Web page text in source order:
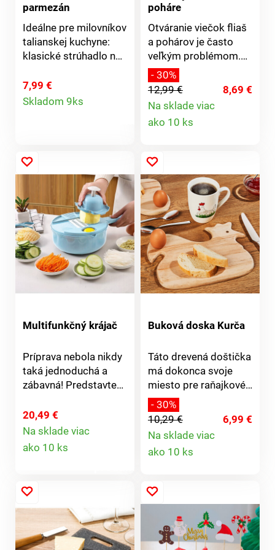
parmezán
Ideálne pre milovníkov
talianskej kuchyne:
klasické strúhadlo na
protišmykovou
gumovou základňou -
muškátový oriešok,
zázvor, cesnak.
7,99 €
Skladom 9ks
poháre
Otváranie viečok fliaš
a pohárov je často
veľkým problémom.
Nie však pre náš
otvárač s inovatívnym
mechanizmom. Stačí
jemne pootočiť a bez
námahy uvoľní každé
- 30%
12,99 €
8,69 €
Na sklade viac
ako 10 ks
Multifunkčný krájač
Príprava nebola nikdy
taká jednoduchá a
zábavná! Predstavte
niekoľkých minút
spracujete ovocie a
zeleninu, čo Vám
činnosti pri Vašom
varení. Teraz budete
robiť veľa úkonov
vďaka jedinému
pomocníkovi. S ním
20,49 €
Na sklade viac
ako 10 ks
Buková doska Kurča
Táto drevená doštička
má dokonca svoje
miesto pre raňajkové
vajíčko.
- 30%
10,29 €
6,99 €
Na sklade viac
ako 10 ks